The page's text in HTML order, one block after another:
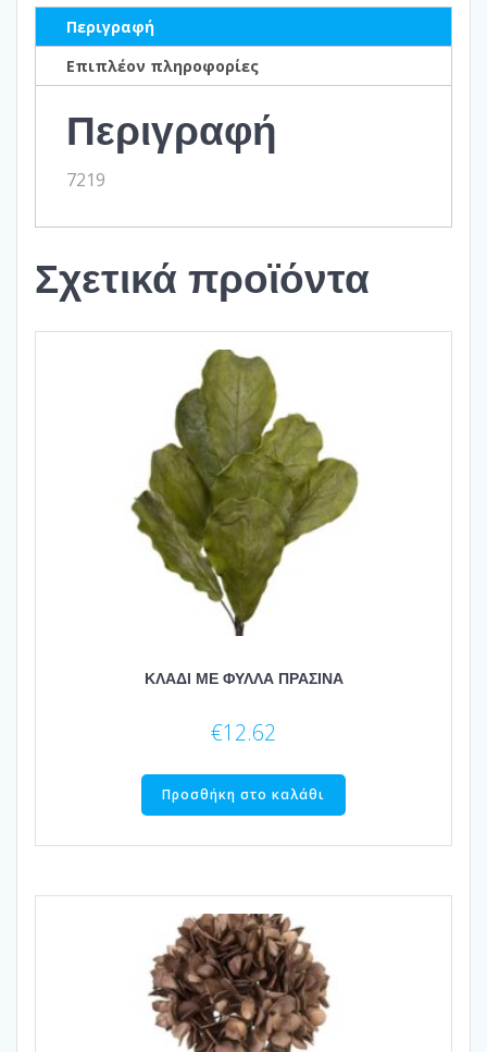
Περιγραφή
Επιπλέον πληροφορίες
Περιγραφή
7219
Σχετικά προϊόντα
ΚΛΑΔΙ ΜΕ ΦΥΛΛΑ ΠΡΑΣΙΝΑ
€12.62
Προσθήκη στο καλάθι